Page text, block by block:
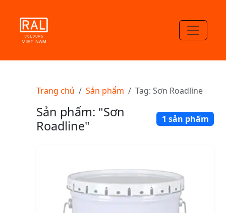
Trang chủ Sản phẩm Tag: Sơn Roadline
Sản phẩm: "Sơn
Roadline"
1 sản phẩm